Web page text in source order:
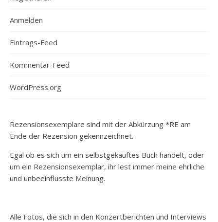
Anmelden
Eintrags-Feed
Kommentar-Feed
WordPress.org
Rezensionsexemplare sind mit der Abkürzung *RE am
Ende der Rezension gekennzeichnet.
Egal ob es sich um ein selbstgekauftes Buch handelt, oder
um ein Rezensionsexemplar, ihr lest immer meine ehrliche
und unbeeinflusste Meinung.
Alle Fotos, die sich in den Konzertberichten und Interviews